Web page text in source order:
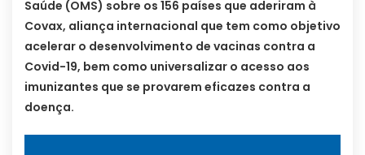
Saúde (OMS) sobre os 156 países que aderiram à
Covax, aliança internacional que tem como objetivo
acelerar o desenvolvimento de vacinas contra a
Covid-19, bem como universalizar o acesso aos
imunizantes que se provarem eficazes contra a
doença.